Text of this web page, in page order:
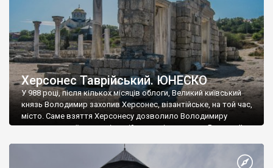
Херсонес Таврійський. ЮНЕСКО
У 988 році, після кількох місяців облоги, Великий київський
князь Володимир захопив Херсонес, візантійське, на той час,
місто. Саме взяття Херсонесу дозволило Володимиру
диктувати свої умови візантійському імператору Василю ІІ, та
Херсонесі Володимир-язичник, став Василем-християнином.
А потім було Хрещення Русі. На честь Херсонесу Таврійського